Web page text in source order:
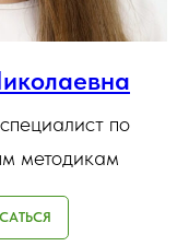
по
методикам